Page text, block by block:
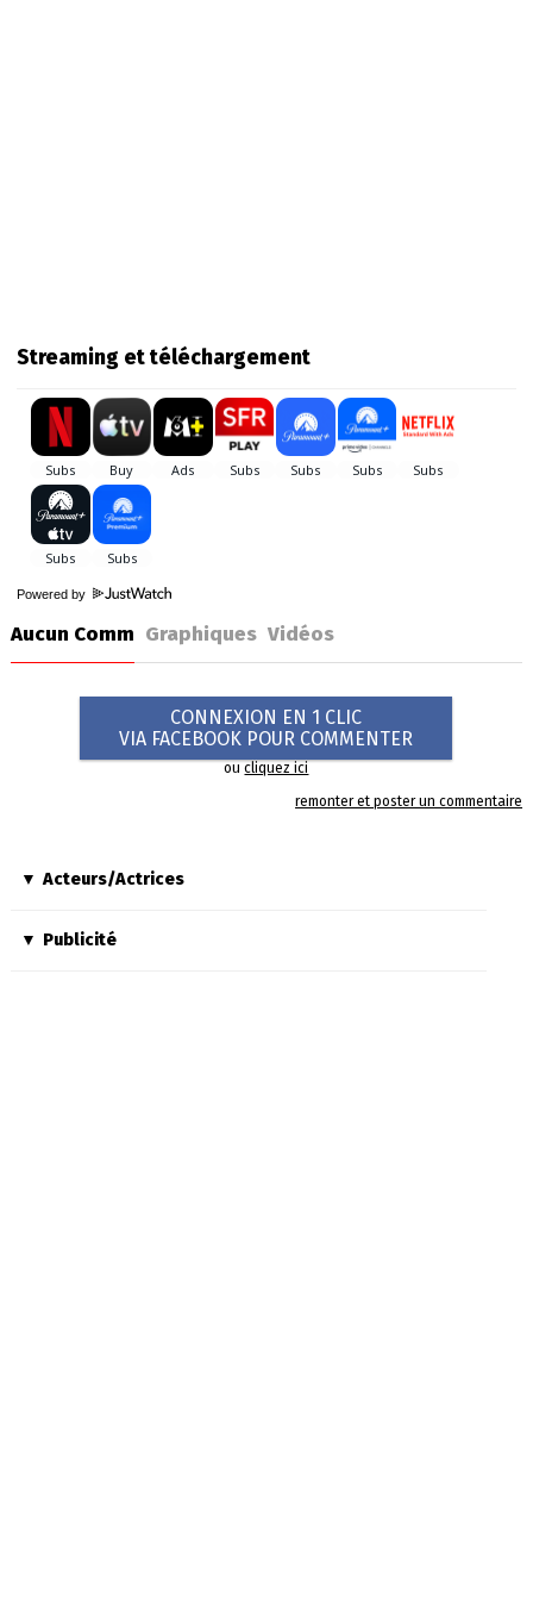
Streaming et téléchargement
Powered by
Aucun Comm Graphiques Vidéos
CONNEXION EN 1 CLIC
VIA FACEBOOK POUR COMMENTER
oucliquez ici
remonter et poster un commentaire
Acteurs/Actrices
Publicité